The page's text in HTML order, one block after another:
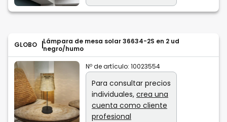
GLOBO
Lámpara de mesa solar 36634-2S en 2 ud
negro/humo
Nº de artículo: 10023554
Para consultar precios
individuales, crea una
cuenta como cliente
profesional